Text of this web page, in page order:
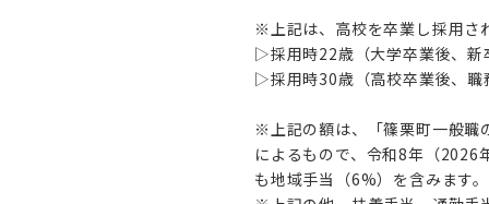
※上記は、高校を卒業し採用さ
▷採用時22歳（大学卒業後、
▷採用時30歳（高校卒業後、
※上記の額は、「篠栗町一般職
によるもので、令和8年（2026
も地域手当（6%）を含みます。